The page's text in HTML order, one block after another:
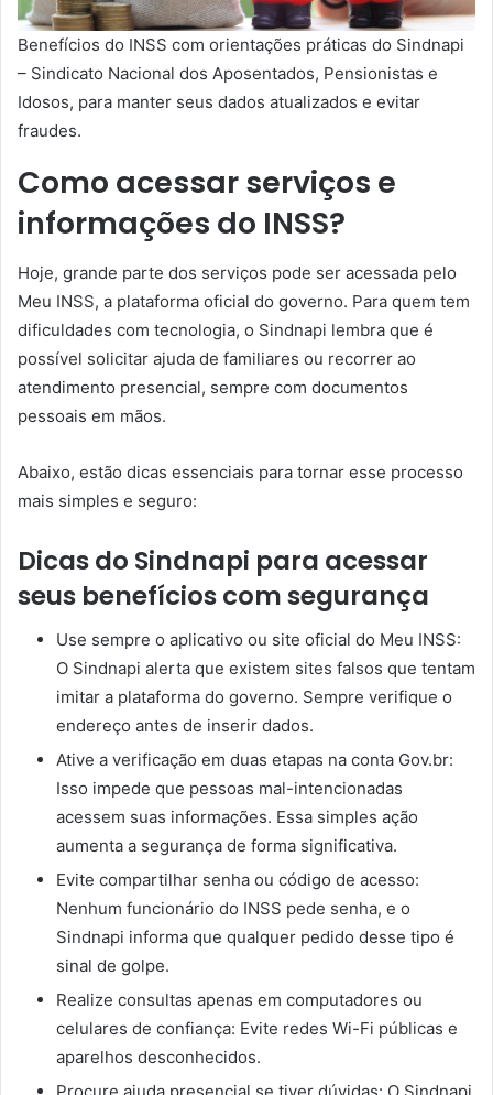
Benefícios do INSS com orientações práticas do Sindnapi
– Sindicato Nacional dos Aposentados, Pensionistas e
Idosos, para manter seus dados atualizados e evitar
fraudes.
Como acessar serviços e
informações do INSS?
Hoje, grande parte dos serviços pode ser acessada pelo
Meu INSS, a plataforma oficial do governo. Para quem tem
dificuldades com tecnologia, o Sindnapi lembra que é
possível solicitar ajuda de familiares ou recorrer ao
atendimento presencial, sempre com documentos
pessoais em mãos.
Abaixo, estão dicas essenciais para tornar esse processo
mais simples e seguro:
Dicas do Sindnapi para acessar
seus benefícios com segurança
Use sempre o aplicativo ou site oficial do Meu INSS:
O Sindnapi alerta que existem sites falsos que tentam
imitar a plataforma do governo. Sempre verifique o
endereço antes de inserir dados.
Ative a verificação em duas etapas na conta Gov.br:
Isso impede que pessoas mal-intencionadas
acessem suas informações. Essa simples ação
aumenta a segurança de forma significativa.
Evite compartilhar senha ou código de acesso:
Nenhum funcionário do INSS pede senha, e o
Sindnapi informa que qualquer pedido desse tipo é
sinal de golpe.
Realize consultas apenas em computadores ou
celulares de confiança: Evite redes Wi-Fi públicas e
aparelhos desconhecidos.